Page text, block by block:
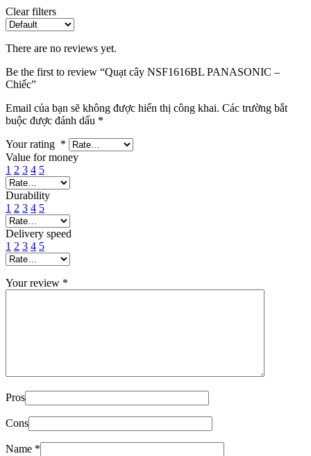
Clear filters
There are no reviews yet.
Be the first to review “Quạt cây NSF1616BL PANASONIC –
Chiếc”
Email của bạn sẽ không được hiển thị công khai. Các trường bắt
buộc được đánh dấu *
Your rating *
Value for money
1 2 3 4 5
Durability
1 2 3 4 5
Delivery speed
1 2 3 4 5
Your review *
Pros
Cons
Name *